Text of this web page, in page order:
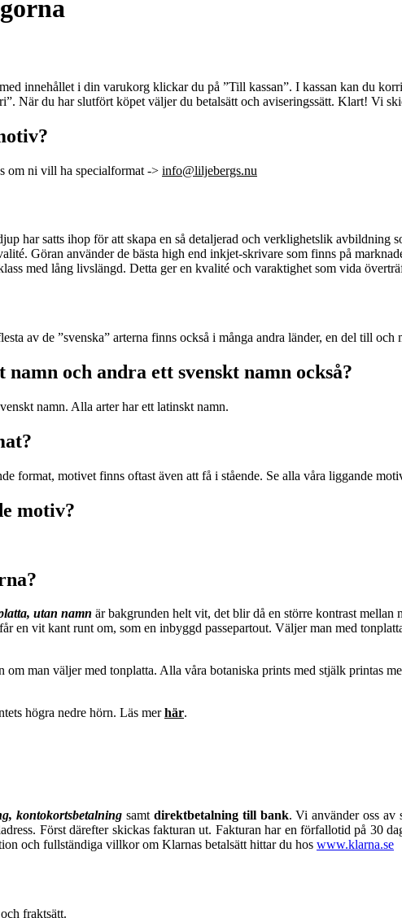
innehållet i din varukorg klickar du på ”Till kassan”. I kassan kan du
När du har slutfört köpet väljer du betalsätt och aviseringssätt. Klart! Vi
om ni vill ha specialformat -> info@liljebergs.nu
har satts ihop för att skapa en så detaljerad och verklighetslik
Göran använder de bästa high end inkjet-skrivare som finns på
med lång livslängd. Detta ger en kvalité och varaktighet som vida
av de ”svenska” arterna finns också i många andra länder, en del till och
och andra ett svenskt namn också?
namn. Alla arter har ett latinskt namn.
format, motivet finns oftast även att få i stående. Se alla våra liggande
motiv?
utan namn är bakgrunden helt vit, det blir då en större kontrast
en vit kant runt om, som en inbyggd passepartout. Väljer man med
om man väljer med tonplatta. Alla våra botaniska prints med stjälk printas
högra nedre hörn. Läs merhär.
kontokortsbetalning samt direktbetalning till bank. Vi använder oss av
Först därefter skickas fakturan ut. Fakturan har en förfallotid på 30
och fullständiga villkor om Klarnas betalsätt hittar du hos www.klarna.se
fraktsätt.